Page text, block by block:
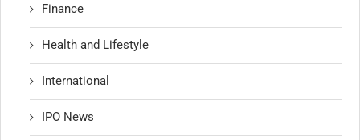
Finance
Health and Lifestyle
International
IPO News